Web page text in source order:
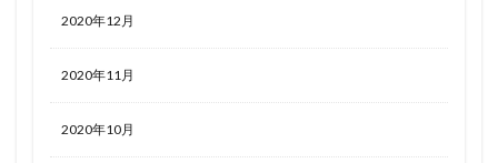
2020年12月
2020年11月
2020年10月